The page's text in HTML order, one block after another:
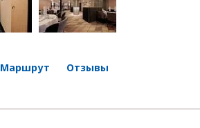
Маршрут Отзывы